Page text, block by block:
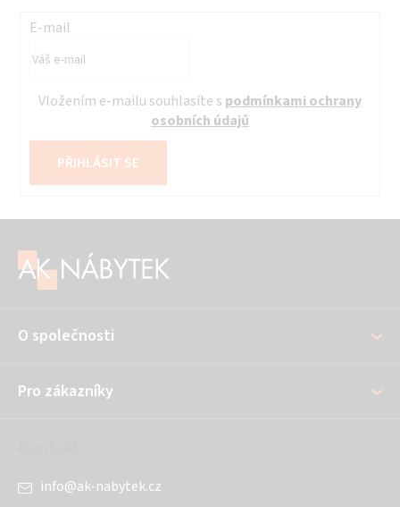
E-mail
Vložením e-mailu souhlasíte s podmínkami ochrany
osobních údajů
PŘIHLÁSIT SE
O společnosti
Pro zákazníky
info@ak-nabytek.cz